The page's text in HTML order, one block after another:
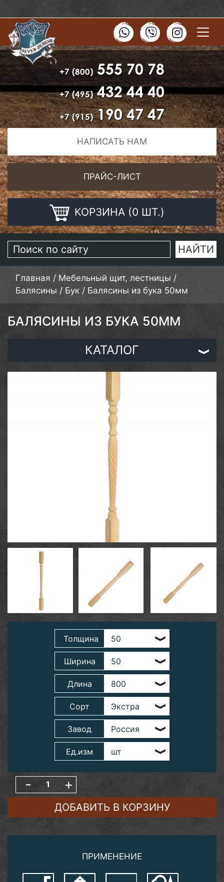
+7 (800) 555 70 78
+7 (495)432 44 40
+7 (915)190 47 47
НАПИСАТЬ НАМ
ПРАЙС-ЛИСТ
КОРЗИНА (0 ШТ.)
Главная / Мебельный щит, лестницы /
Балясины / Бук / Балясины из бука 50мм
БАЛЯСИНЫ ИЗ БУКА 50ММ
КАТАЛОГ
Толщина
Ширина
Длина
Сорт
Завод
Ед.изм
- +
ДОБАВИТЬ В КОРЗИНУ
ПРИМЕНЕНИЕ